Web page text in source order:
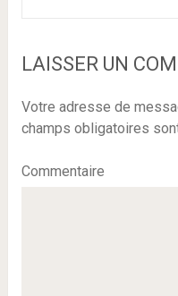
LAISSER UN
Votre adresse de
champs obligatoires
Commentaire